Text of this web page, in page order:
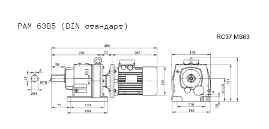
PAM 63B5 (DIN стандарт)